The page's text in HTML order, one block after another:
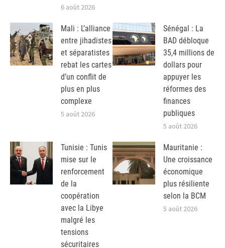
6 août 2026
Mali : L’alliance
entre jihadistes
et séparatistes
rebat les cartes
d’un conflit de
plus en plus
complexe
5 août 2026
Sénégal : La
BAD débloque
35,4 millions de
dollars pour
appuyer les
réformes des
finances
publiques
5 août 2026
Tunisie : Tunis
mise sur le
renforcement
de la
coopération
avec la Libye
malgré les
tensions
sécuritaires
Mauritanie :
Une croissance
économique
plus résiliente
selon la BCM
5 août 2026